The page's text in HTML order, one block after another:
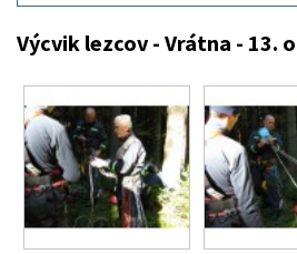
Výcvik lezcov - Vrátna - 13.